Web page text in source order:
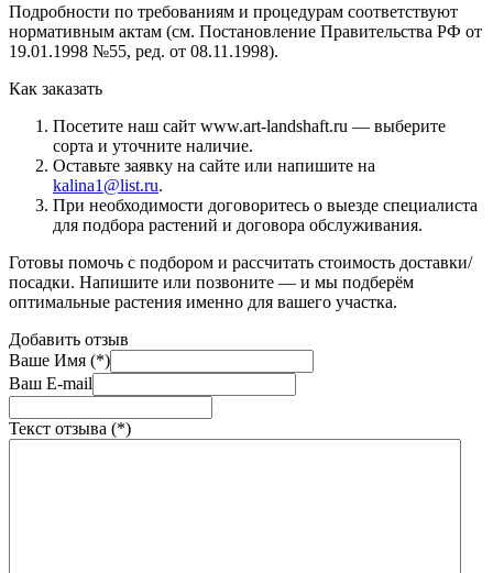
Подробности по требованиям и процедурам соответствуют
нормативным актам (см. Постановление Правительства РФ от
19.01.1998 №55, ред. от 08.11.1998).
Как заказать
Посетите наш сайт www.art-landshaft.ru — выберите
сорта и уточните наличие.
Оставьте заявку на сайте или напишите на
kalina1@list.ru.
При необходимости договоритесь о выезде специалиста
для подбора растений и договора обслуживания.
Готовы помочь с подбором и рассчитать стоимость доставки/
посадки. Напишите или позвоните — и мы подберём
оптимальные растения именно для вашего участка.
Добавить отзыв
Ваше Имя (*)
Ваш E-mail
Текст отзыва (*)